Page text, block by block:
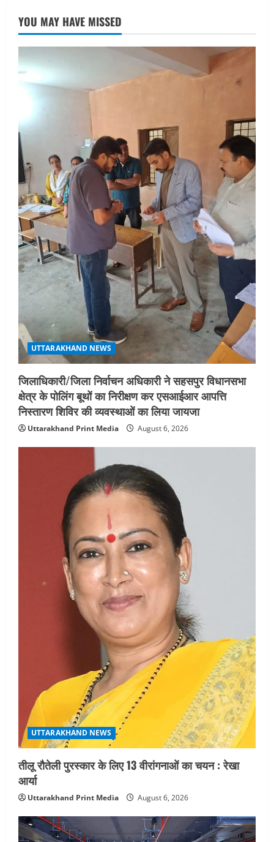
2
तीलू रौतेली पुरस्कार के लिए 13 वीरांगनाओं का
चयन : रेखा आर्या
August 6, 2026
UTTARAKHAND NEWS
मिस उत्तराखंड 2026 के सब-कॉन्टेस्ट ‘मिस
August 5, 2026
4
UTTARAKHAND NEWS
एमआईटी वर्ल्ड पीस यूनिवर्सिटी और जर्मनी के
बीएसबीआई के बीच समझौता; भारतीय छात्रों
को मिलेंगे वैश्विक अवसर
August 5, 2026
STATES NEWS
महाराज की राजस्थान के मुख्यमंत्री से
शिष्टाचार भेंट पर्यटन और सांस्कृतिक
गतिविधियों के विस्तार पर हुई चर्चा
August 4, 2026
YOU MAY HAVE MISSED
UTTARAKHAND NEWS
जिलाधिकारी/जिला निर्वाचन अधिकारी ने सहसपुर विधानसभा
क्षेत्र के पोलिंग बूथों का निरीक्षण कर एसआईआर आपत्ति
निस्तारण शिविर की व्यवस्थाओं का लिया जायजा
Uttarakhand Print Media August 6, 2026
UTTARAKHAND NEWS
तीलू रौतेली पुरस्कार के लिए 13 वीरांगनाओं का चयन : रेखा
आर्या
Uttarakhand Print Media August 6, 2026